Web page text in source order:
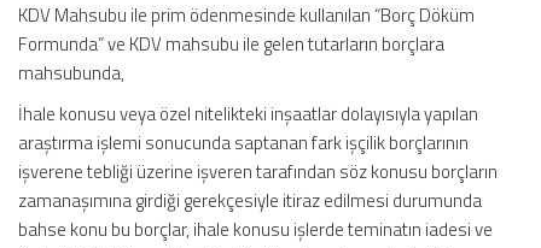
KDV Mahsubu ile prim ödenmesinde kullanılan “Borç Döküm
Formunda” ve KDV mahsubu ile gelen tutarların borçlara
mahsubunda,
İhale konusu veya özel nitelikteki inşaatlar dolayısıyla yapılan
araştırma işlemi sonucunda saptanan fark işçilik borçlarının
işverene tebliği üzerine işveren tarafından söz konusu borçların
zamanaşımına girdiği gerekçesiyle itiraz edilmesi durumunda
bahse konu bu borçlar, ihale konusu işlerde teminatın iadesi ve